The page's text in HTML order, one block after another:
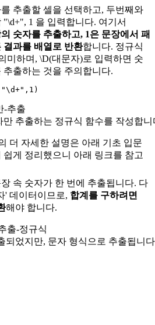
추출할 셀을 선택하고, 두번째와
1 을 입력합니다. 여기서
숫자를 추출하고, 1은 문장에서 패
결과를 배열로 반환합니다. 정규식
미하며, \D(대문자)로 입력하면 숫
출하는 것을 주의 합니다.
"\d+" , 1 )
만 추출하는 정규식 함수를 작성합니
더 자세한 설명은 아래 기초 입문
쉽게 정리했으니 아래 링크를 참고
속 숫자가 한 번에 추출됩니다. 다
' 데이터이므로, 합계를 구하려면
해야 합니다.
되었지만, 문자 형식으로 추출됩니